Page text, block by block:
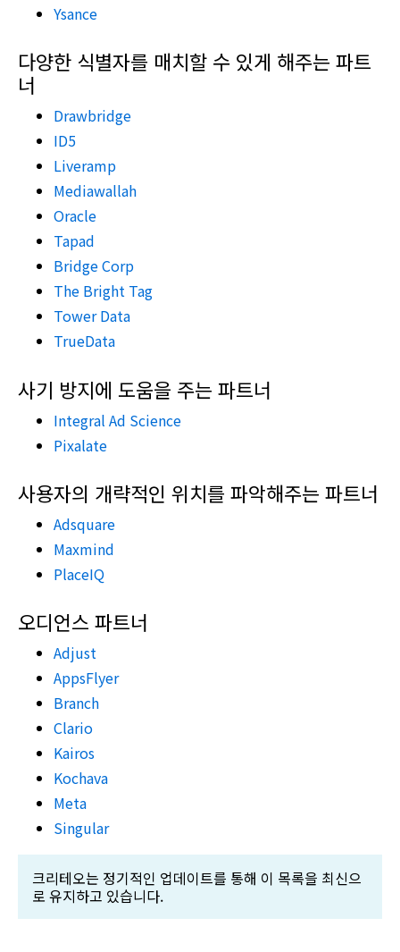
Ysance
다양한 식별자를 매치할 수 있게 해주는 파트
너
Drawbridge
ID5
Liveramp
Mediawallah
Oracle
Tapad
Bridge Corp
The Bright Tag
Tower Data
TrueData
사기 방지에 도움을 주는 파트너
Integral Ad Science
Pixalate
사용자의 개략적인 위치를 파악해주는 파트너
Adsquare
Maxmind
PlaceIQ
오디언스 파트너
Adjust
AppsFlyer
Branch
Clario
Kairos
Kochava
Meta
Singular
크리테오는 정기적인 업데이트를 통해 이 목록을 최신으
로 유지하고 있습니다.